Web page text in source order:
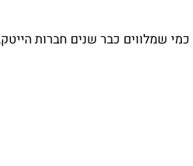
כמי שמלווים כבר שנים חברות